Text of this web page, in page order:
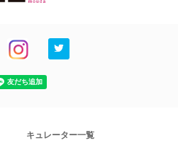
キュレーター一覧